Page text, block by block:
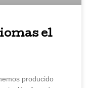
el
producido